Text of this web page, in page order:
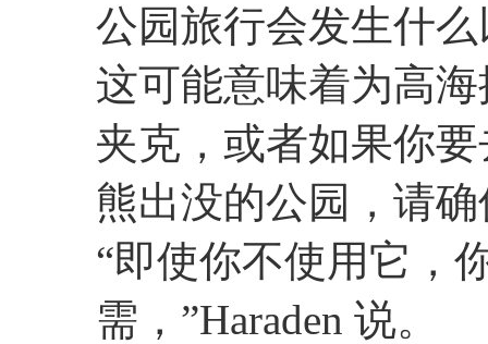
公园旅行会发生什
这可能意味着为高
夹克，或者如果你
熊出没的公园，请
“即使你不使用它，
需，”Haraden 说。